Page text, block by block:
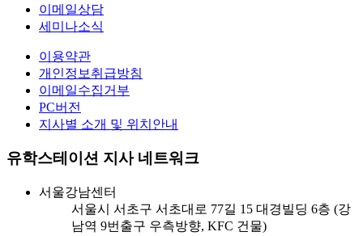
이메일상담
세미나소식
이용약관
개인정보취급방침
이메일수집거부
PC버전
지사별 소개 및 위치안내
유학스테이션 지사 네트워크
서울강남센터
서울시 서초구 서초대로 77길 15 대경빌딩 6층 (강
남역 9번출구 우측방향, KFC 건물)